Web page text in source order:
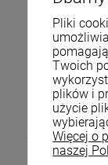
Figurka
Pliki
Twoich
plików i
użycie
Więcej o
naszej